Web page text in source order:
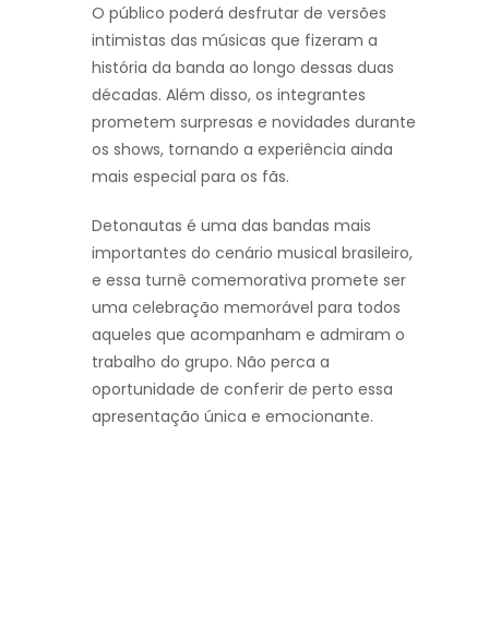
O público poderá desfrutar de versões
intimistas das músicas que fizeram a
história da banda ao longo dessas duas
décadas. Além disso, os integrantes
prometem surpresas e novidades durante
os shows, tornando a experiência ainda
mais especial para os fãs.
Detonautas é uma das bandas mais
importantes do cenário musical brasileiro,
e essa turnê comemorativa promete ser
uma celebração memorável para todos
aqueles que acompanham e admiram o
trabalho do grupo. Não perca a
oportunidade de conferir de perto essa
apresentação única e emocionante.